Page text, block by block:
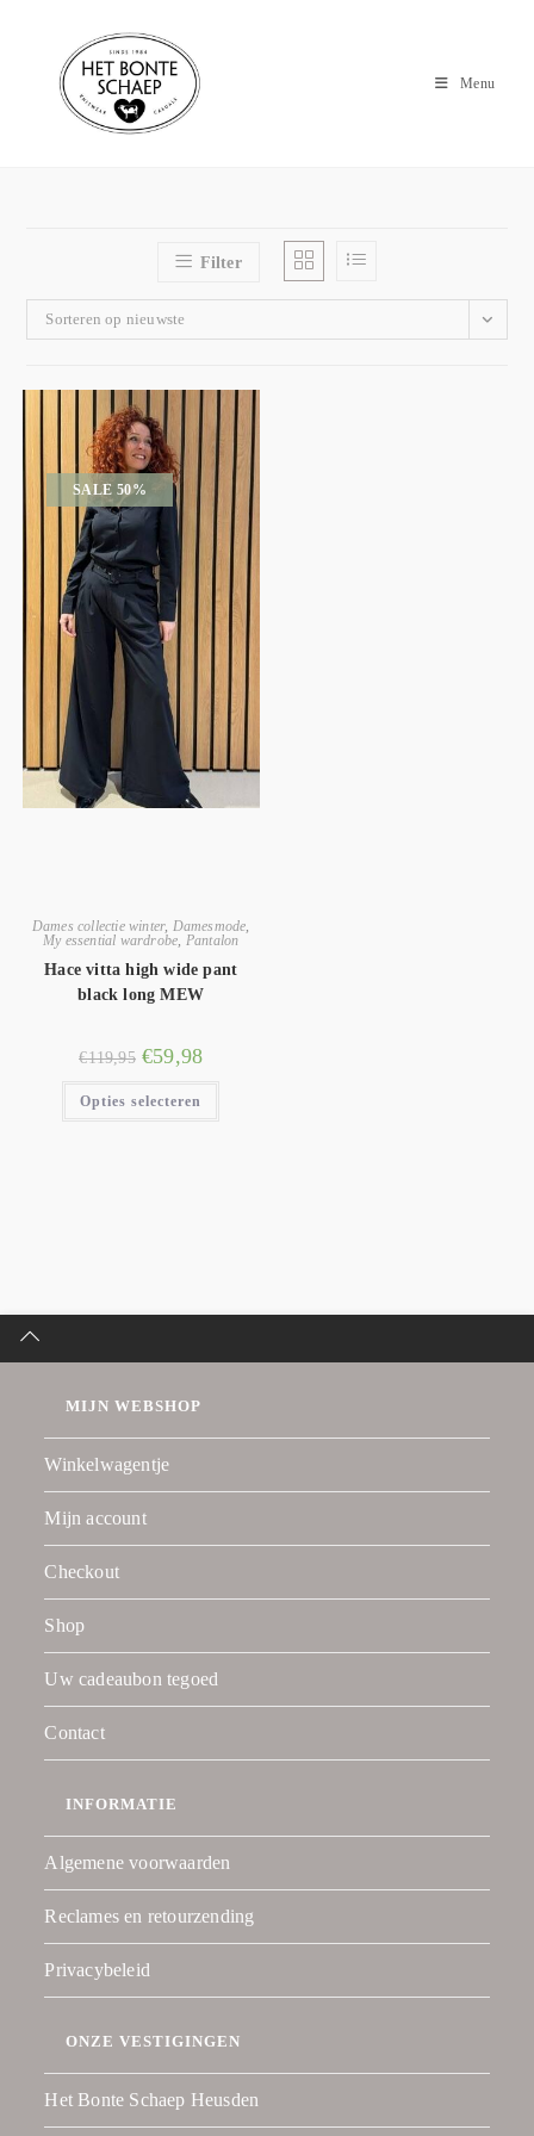
Menu
Filter
Sorteren op nieuwste
SALE 50%
Dames collectie winter, Damesmode
My essential wardrobe Pantalon
Hace vitta high wide pant
black long MEW
€119,95 €59,98
Opties selecteren
MIJN WEBSHOP
Winkelwagentje
Mijn account
Checkout
Shop
Uw cadeaubon tegoed
Contact
INFORMATIE
Algemene voorwaarden
Reclames en retourzending
Privacybeleid
ONZE VESTIGINGEN
Het Bonte Schaep Heusden